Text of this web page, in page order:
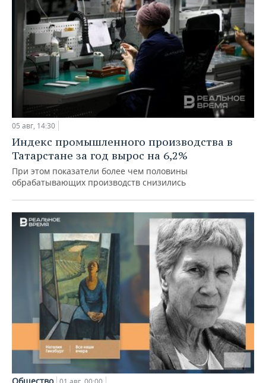
05 авг, 14:30
Индекс промышленного производства в
Татарстане за год вырос на 6,2%
При этом показатели более чем половины
обрабатывающих производств снизились